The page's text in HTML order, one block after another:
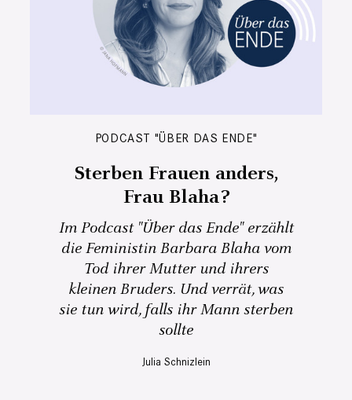
PODCAST "ÜBER DAS ENDE"
Sterben Frauen anders,
Frau Blaha?
Im Podcast "Über das Ende" erzählt
die Feministin Barbara Blaha vom
Tod ihrer Mutter und ihrers
kleinen Bruders. Und verrät, was
sie tun wird, falls ihr Mann sterben
sollte
Julia Schnizlein